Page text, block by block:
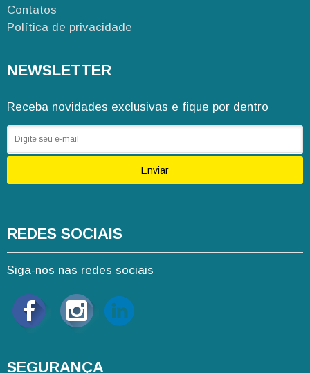
Contatos
Política de privacidade
NEWSLETTER
Receba novidades exclusivas e fique por dentro
Enviar
REDES SOCIAIS
Siga-nos nas redes sociais
SEGURANÇA